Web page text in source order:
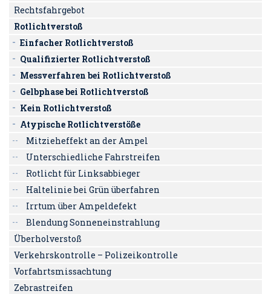
Rechtsfahrgebot
Rotlichtverstoß
Einfacher Rotlichtverstoß
Qualifizierter Rotlichtverstoß
Messverfahren bei Rotlichtverstoß
Gelbphase bei Rotlichtverstoß
Kein Rotlichtverstoß
Atypische Rotlichtverstöße
Mitzieheffekt an der Ampel
Unterschiedliche Fahrstreifen
Rotlicht für Linksabbieger
Haltelinie bei Grün überfahren
Irrtum über Ampeldefekt
Blendung Sonneneinstrahlung
Überholverstoß
Verkehrskontrolle – Polizeikontrolle
Vorfahrtsmissachtung
Zebrastreifen